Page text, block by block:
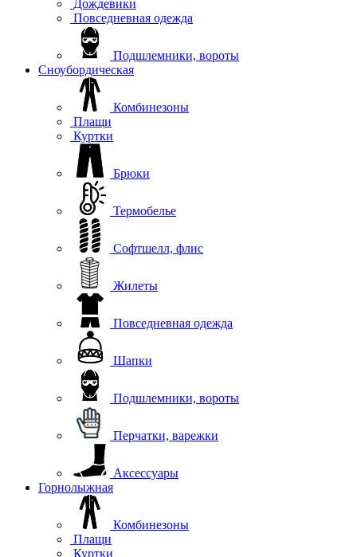
Дождевики
Повседневная одежда
Подшлемники, вороты
Сноубордическая
Комбинезоны
Плащи
Куртки
Брюки
Термобелье
Софтшелл, флис
Жилеты
Повседневная одежда
Шапки
Подшлемники, вороты
Перчатки, варежки
Аксессуары
Горнолыжная
Комбинезоны
Плащи
Куртки